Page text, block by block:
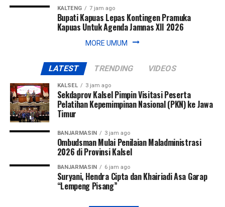
KALTENG 7 jam ago
Bupati Kapuas Lepas Kontingen Pramuka
Kapuas Untuk Agenda Jamnas XII 2026
MORE UMUM
LATEST TRENDING VIDEOS
KALSEL 3 jam ago
Sekdaprov Kalsel Pimpin Visitasi Peserta
Pelatihan Kepemimpinan Nasional (PKN) ke Jawa
Timur
BANJARMASIN 3 jam ago
Ombudsman Mulai Penilaian Maladministrasi
2026 di Provinsi Kalsel
BANJARMASIN 6 jam ago
Suryani, Hendra Cipta dan Khairiadi Asa Garap
“Lempeng Pisang”